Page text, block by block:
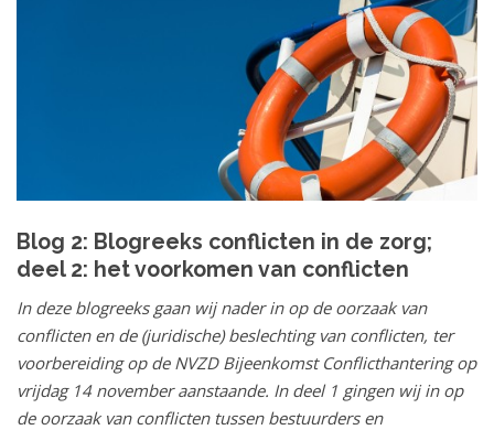
Blog 2: Blogreeks conflicten in de zorg;
deel 2: het voorkomen van conflicten
In deze blogreeks gaan wij nader in op de oorzaak van
conflicten en de (juridische) beslechting van conflicten, ter
voorbereiding op de NVZD Bijeenkomst Conflicthantering op
vrijdag 14 november aanstaande. In deel 1 gingen wij in op
de oorzaak van conflicten tussen bestuurders en